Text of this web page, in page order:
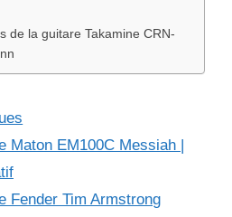
de la guitare Takamine CRN-
Maton EM100C Messiah |
Fender Tim Armstrong